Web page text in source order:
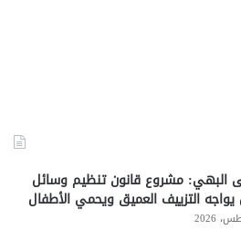
مشروع قانون تنظيم وسائل
يواجه التزييف العميق ويحمي الأطفال